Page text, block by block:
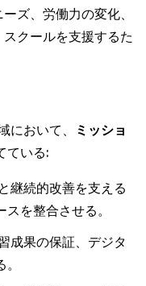
ズ、労働力の変化、
クールを支援するた
において、
ミッショ
ている:
継続的改善を支える
を整合させる。
成果の保証、デジタ